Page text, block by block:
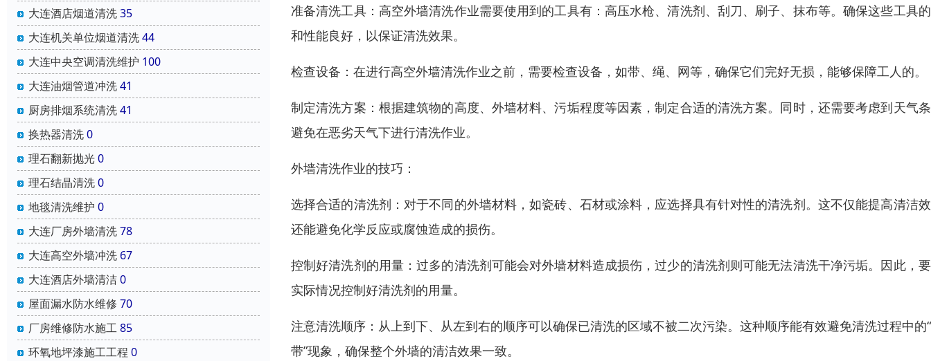
大连酒店烟道清洗35
大连机关单位烟道清洗44
大连中央空调清洗维护 100
大连油烟管道冲洗41
厨房排烟系统清洗41
换热器清洗0
理石翻新抛光0
理石结晶清洗0
地毯清洗维护 0
大连厂房外墙清洗78
大连高空外墙冲洗 67
大连酒店外墙清洁0
屋面漏水防水维修 70
厂房维修防水施工85
环氧地坪漆施工工程 0
准备清洗工具：高空外墙清洗作业需要使用到的工具有：高压水枪、清洗剂、刮刀、刷子、抹布等。确保这些工具
和性能良好，以保证清洗效果。
检查设备：在进行高空外墙清洗作业之前，需要检查设备，如带、绳、网等，确保它们完好无损，能够保障工人的。
制定清洗方案：根据建筑物的高度、外墙材料、污垢程度等因素，制定合适的清洗方案。同时，还需要考虑到天气
避免在恶劣天气下进行清洗作业。
外墙清洗作业的技巧：
选择合适的清洗剂：对于不同的外墙材料，如瓷砖、石材或涂料，应选择具有针对性的清洗剂。这不仅能提高清洁
还能避免化学反应或腐蚀造成的损伤。
控制好清洗剂的用量：过多的清洗剂可能会对外墙材料造成损伤，过少的清洗剂则可能无法清洗干净污垢。因此，
实际情况控制好清洗剂的用量。
注意清洗顺序：从上到下、从左到右的顺序可以确保已清洗的区域不被二次污染。这种顺序能有效避免清洗过程中的
带”现象，确保整个外墙的清洁效果一致。